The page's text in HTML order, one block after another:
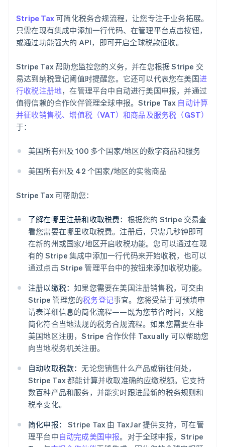
Stripe Tax可简化税务合规流程，让您专注于业务拓展。
只需在现有集成中添加一行代码、在管理平台点击按钮，
或通过功能强大的 API，即可开启全球税款征收。
Stripe Tax 帮助您监控您的义务，并在您根据 Stripe 交
易达到纳税登记阈值时提醒您。它还可以代表您在美国进
行收税注册地，在管理平台中自动进行美国申报，并通过
值得信赖的合作伙伴管理全球申报。Stripe Tax 自动计算
并征收销售税、增值税（VAT）和商品及服务税（GST）
于：
美国所有州及 100 多个国家/地区的数字商品和服务
美国所有州及 42 个国家/地区的实物商品
Stripe Tax 可帮助您：
了解在哪里注册和收取税费： 根据您的 Stripe 交易查
看您需要在哪里收取税费。注册后，只需几秒钟即可
在新的州或国家/地区开启收税功能。您可以通过在现
有的 Stripe 集成中添加一行代码来开始收税，也可以
通过点击 Stripe 管理平台中的按钮来添加收税功能。
注册以缴税：如果您需要在美国注册销售税，可交由
Stripe 管理您的税务登记事宜。您将受益于可预填申
请表详细信息的简化流程——既为您节省时间，又能
简化符合当地法规的税务合规流程。如果您需要在非
美国地区注册，Stripe 合作伙伴 Taxually 可以帮助您
向当地税务机关注册。
自动收取税款：无论您销售什么产品或销往何处，
Stripe Tax 都能计算并收取准确的应缴税额。它支持
数百种产品和服务，并能实时跟进最新的税务规则和
税率变化。
简化申报：
Stripe Tax 由 TaxJar 提供支持，可在管
理平台中自动完成美国申报。对于全球申报，Stripe
阿联酋
爱尔兰
English